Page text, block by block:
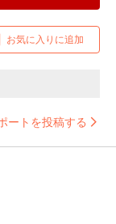
お気に入りに追加
ートを投稿する